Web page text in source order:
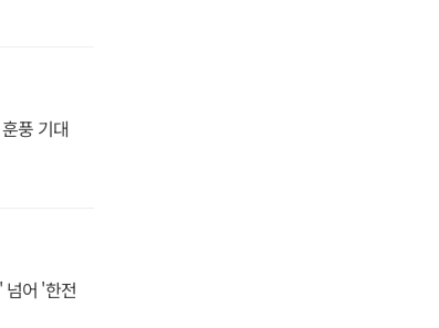
풍 기대
넘어 '한전